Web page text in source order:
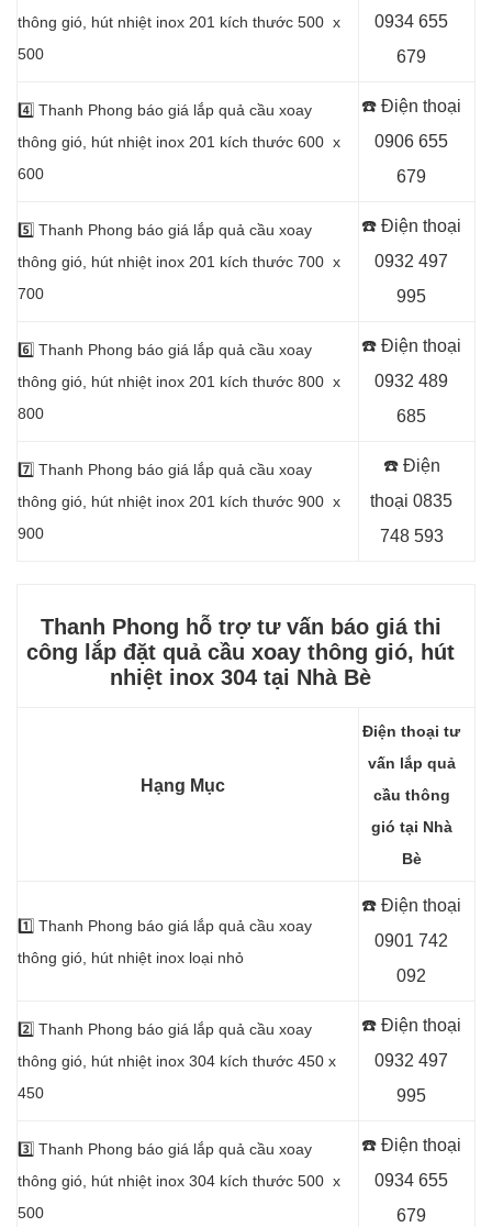
thông gió, hút nhiệt inox 201 kích thước 500 x
500
0934 655
679
4️⃣ Thanh Phong báo giá lắp quả cầu xoay
thông gió, hút nhiệt inox 201 kích thước 600 x
600
☎️ Điện thoại
0906 655
679
5️⃣ Thanh Phong báo giá lắp quả cầu xoay
thông gió, hút nhiệt inox 201 kích thước 700 x
700
☎️ Điện thoại
0932 497
995
6️⃣ Thanh Phong báo giá lắp quả cầu xoay
thông gió, hút nhiệt inox 201 kích thước 800 x
800
☎️ Điện thoại
0932 489
685
7️⃣ Thanh Phong báo giá lắp quả cầu xoay
thông gió, hút nhiệt inox 201 kích thước 900 x
900
☎️ Điện
thoại 0835
748 593
Thanh Phong hỗ trợ tư vấn báo giá thi
công lắp đặt quả cầu xoay thông gió, hút
nhiệt inox 304 tại Nhà Bè
Hạng Mục
Điện thoại tư
vấn lắp quả
cầu thông
gió tại Nhà
Bè
1️⃣ Thanh Phong báo giá lắp quả cầu xoay
thông gió, hút nhiệt inox loại nhỏ
☎️ Điện thoại
0901 742
092
2️⃣ Thanh Phong báo giá lắp quả cầu xoay
thông gió, hút nhiệt inox 304 kích thước 450 x
450
☎️ Điện thoại
0932 497
995
3️⃣ Thanh Phong báo giá lắp quả cầu xoay
thông gió, hút nhiệt inox 304 kích thước 500 x
500
☎️ Điện thoại
0934 655
679